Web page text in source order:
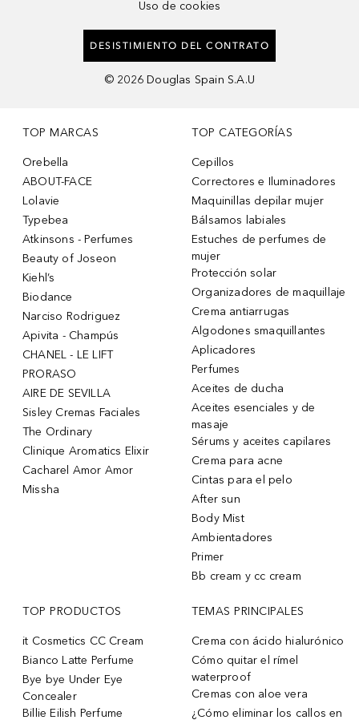
Uso de cookies
DESISTIMIENTO DEL CONTRATO
© 2026 Douglas Spain S.A.U
TOP MARCAS
Orebella
ABOUT-FACE
Lolavie
Typebea
Atkinsons - Perfumes
Beauty of Joseon
Kiehl’s
Biodance
Narciso Rodriguez
Apivita - Champús
CHANEL - LE LIFT
PRORASO
AIRE DE SEVILLA
Sisley Cremas Faciales
The Ordinary
Clinique Aromatics Elixir
Cacharel Amor Amor
Missha
TOP CATEGORÍAS
Cepillos
Correctores e Iluminadores
Maquinillas depilar mujer
Bálsamos labiales
Estuches de perfumes de
mujer
Protección solar
Organizadores de maquillaje
Crema antiarrugas
Algodones smaquillantes
Aplicadores
Perfumes
Aceites de ducha
Aceites esenciales y de
masaje
Sérums y aceites capilares
Crema para acne
Cintas para el pelo
After sun
Body Mist
Ambientadores
Primer
Bb cream y cc cream
TOP PRODUCTOS
it Cosmetics CC Cream
Bianco Latte Perfume
Bye bye Under Eye
Concealer
Billie Eilish Perfume
TEMAS PRINCIPALES
Crema con ácido hialurónico
Cómo quitar el rímel
waterproof
Cremas con aloe vera
¿Cómo eliminar los callos en